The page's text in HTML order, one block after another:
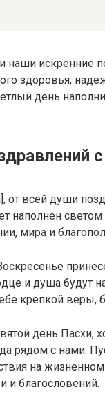
наши искренние
здоровья,
день
от всей души
наполнен
мира и
и душа будут
крепкой веры,
день Пасхи,
рядом с нами.
на
и благословений.